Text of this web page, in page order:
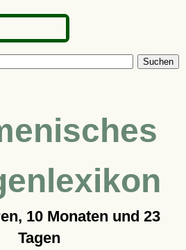
Suchen
10 Monaten und 23
Tagen